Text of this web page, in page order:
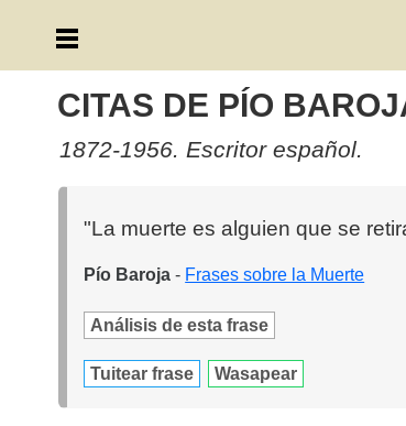
CITAS DE PÍO
1872-1956. Escritor español.
"La muerte es alguien que se
Pío Baroja - Frases sobre la Muerte
Análisis de esta frase
Tuitear frase Wasapear